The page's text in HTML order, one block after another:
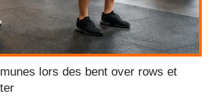
lors des bent over rows et